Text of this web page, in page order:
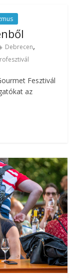
Debrecen,
Fesztivál
az